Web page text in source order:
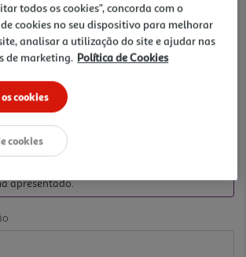
IMEDIATO INCLUÍDO
a 1/9/2026
para clientes membros Clube Auchan,
apresentado.
todos os cookies", concorda com o
cookies no seu dispositivo para melhorar
analisar a utilização do site e ajudar nas
de marketing. Política de Cookies
cookies
cookies